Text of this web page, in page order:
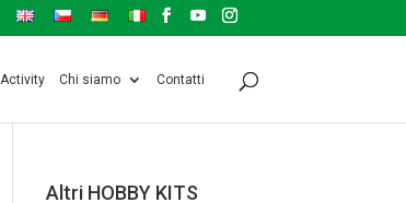
Activity Chi siamo Contatti
Altri HOBBY KITS